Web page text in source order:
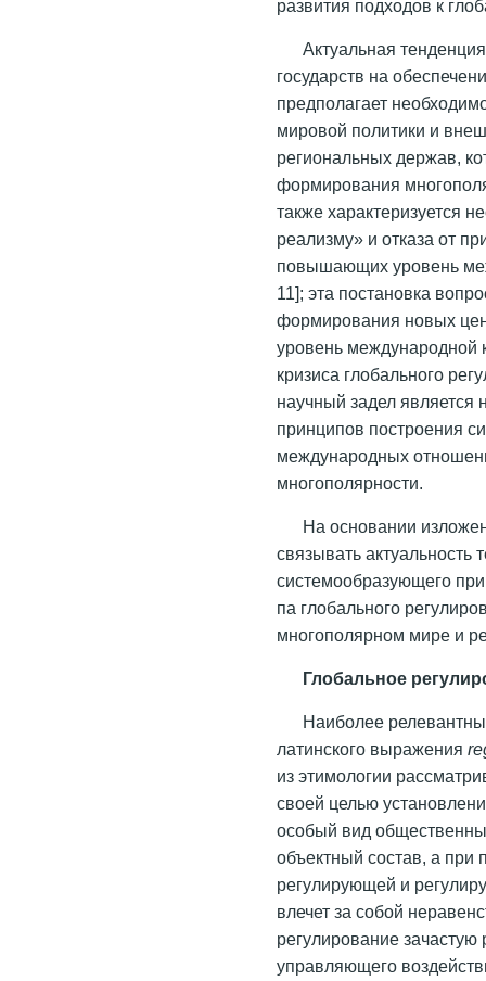
развития подходов к
Актуальная
государств на
предполагает
мировой политики и
региональных держав,
формирования
также характеризуется
реализму» и отказа от
повышающих уровень
11]; эта постановка
формирования новых
уровень международной
кризиса глобального
научный задел является
принципов построения
международных
многополярности.
На основании
связывать
системообразующего
па глобального
многополярном мире и
Глобальное
Наиболее
латинского выражения
из этимологии
своей целью
особый вид
объектный состав, а при
регулирующей и
влечет за собой
регулирование зачастую
управляющего